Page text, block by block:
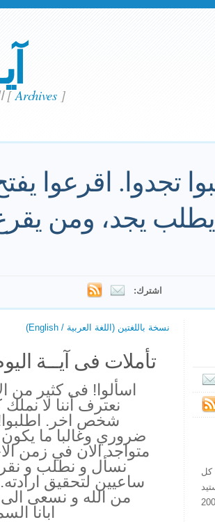
السبت 22. يناير 2022[Archives]
تجدوا. اقرعوا
يجد، ومن
اشترك:
نسخة باللغتين (اللغة العربية / English)
تأملات فى آيــة
اسألوا! فى كثير من
نعترف أننا لا
شخص اخر. اطلبوا!
ضروري وغالبا ما
متواجد الان في زمن
نسأل و نطلب و
ساعيين لتحقيق
من الله و نسعى
ابانا
كل
بن ستيد